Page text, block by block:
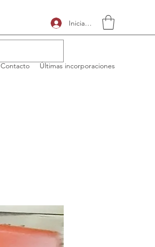
Iniciar sesión
Contacto Últimas incorporaciones